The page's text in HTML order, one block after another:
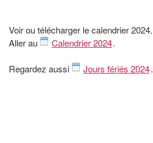
Voir ou télécharger le calendrier 2024.
Aller au
Calendrier 2024.
Regardez aussi Jours fériés 2024.